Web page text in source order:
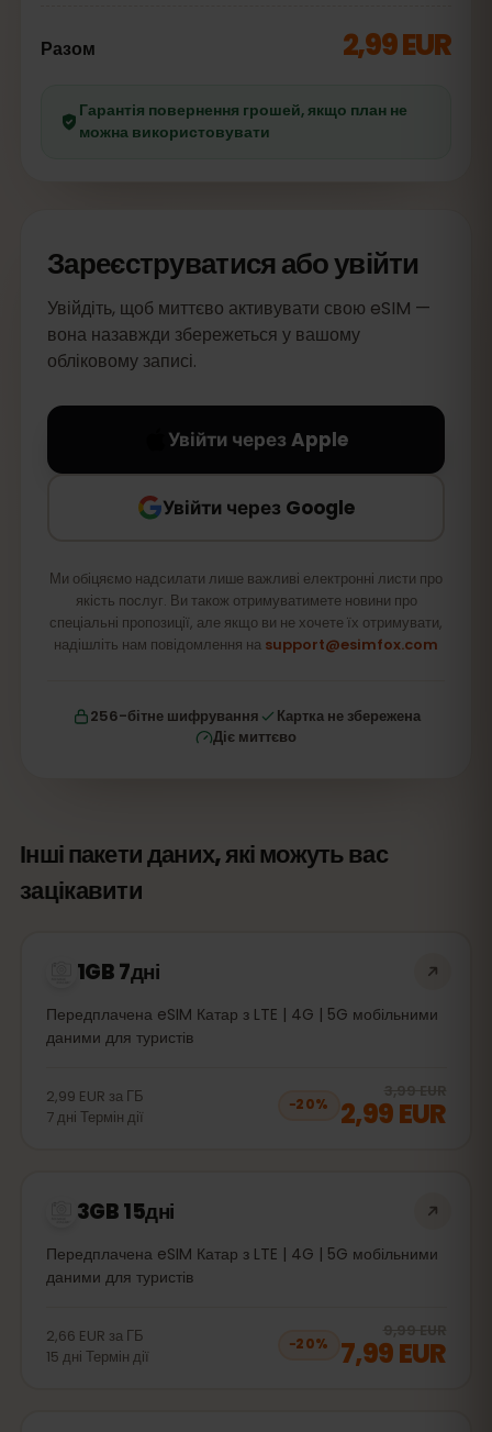
Разом 2,99 EUR
Гарантія повернення грошей, якщо план не
можна використовувати
Зареєструватися або увійти
Увійдіть, щоб миттєво активувати свою eSIM —
вона назавжди збережеться у вашому
обліковому записі.
Увійти через Apple
Увійти через Google
Ми обіцяємо надсилати лише важливі електронні листи про
якість послуг. Ви також отримуватимете новини про
спеціальні пропозиції, але якщо ви не хочете їх отримувати,
надішліть нам повідомлення на support@esimfox.com
256-бітне шифрування
Картка не збережена
Діє миттєво
Інші пакети даних, які можуть вас
зацікавити
1GB 7дні
Передплачена eSIM Катар з LTE | 4G | 5G мобільними
даними для туристів
2,99 EUR за ГБ
7дні Термін дії
−20%
3,99 EUR
2,99 EUR
3GB 15дні
Передплачена eSIM Катар з LTE | 4G | 5G мобільними
даними для туристів
2,66 EUR за ГБ
15 дні Термін дії
−20%
9,99 EUR
7,99 EUR